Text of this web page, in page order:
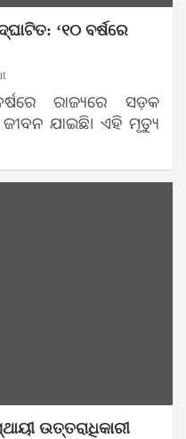
‘୧୦ ବର୍ଷରେ
ରାଜ୍ୟରେ ସଡ଼କ
ଯାଇଛି। ଏହି ମୃତ୍ୟୁ
ଉତ୍ତରାଧିକାରୀ